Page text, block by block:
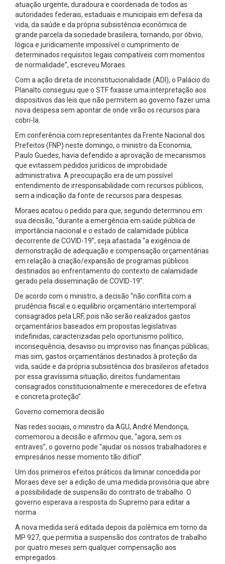
atuação urgente, duradoura e coordenada de todos as
autoridades federais, estaduais e municipais em defesa da
vida, da saúde e da própria subsistência econômica de
grande parcela da sociedade brasileira, tornando, por óbvio,
lógica e juridicamente impossível o cumprimento de
determinados requisitos legais compatíveis com momentos
de normalidade”, escreveu Moraes.
Com a ação direta de inconstitucionalidade (ADI), o Palácio do
Planalto conseguiu que o STF fixasse uma interpretação aos
dispositivos das leis que não permitem ao governo fazer uma
nova despesa sem apontar de onde virão os recursos para
cobri-la.
Em conferência com representantes da Frente Nacional dos
Prefeitos (FNP) neste domingo, o ministro da Economia,
Paulo Guedes, havia defendido a aprovação de mecanismos
que evitassem pedidos jurídicos de improbidade
administrativa. A preocupação era de um possível
entendimento de irresponsabilidade com recursos públicos,
sem a indicação da fonte de recursos para despesas.
Moraes acatou o pedido para que, segundo determinou em
sua decisão, “durante a emergência em saúde pública de
importância nacional e o estado de calamidade pública
decorrente de COVID-19”, seja afastada “a exigência de
demonstração de adequação e compensação orçamentárias
em relação à criação/expansão de programas públicos
destinados ao enfrentamento do contexto de calamidade
gerado pela disseminação de COVID-19”.
De acordo com o ministro, a decisão “não conflita com a
prudência fiscal e o equilíbrio orçamentário intertemporal
consagrados pela LRF, pois não serão realizados gastos
orçamentários baseados em propostas legislativas
indefinidas, caracterizadas pelo oportunismo político,
inconsequência, desaviso ou improviso nas finanças públicas;
mas sim, gastos orçamentários destinados à proteção da
vida, saúde e da própria subsistência dos brasileiros afetados
por essa gravíssima situação; direitos fundamentais
consagrados constitucionalmente e merecedores de efetiva
e concreta proteção”.
Governo comemora decisão
Nas redes sociais, o ministro da AGU, André Mendonça,
comemorou a decisão e afirmou que, “agora, sem os
entraves”, o governo pode “ajudar os nossos trabalhadores e
empresários nesse momento tão difícil”.
Um dos primeiros efeitos práticos da liminar concedida por
Moraes deve ser a edição de uma medida provisória que abre
a possibilidade de suspensão do contrato de trabalho. O
governo esperava a resposta do Supremo para editar a
norma.
A nova medida será editada depois da polêmica em torno da
MP 927, que permitia a suspensão dos contratos de trabalho
por quatro meses sem qualquer compensação aos
empregados.